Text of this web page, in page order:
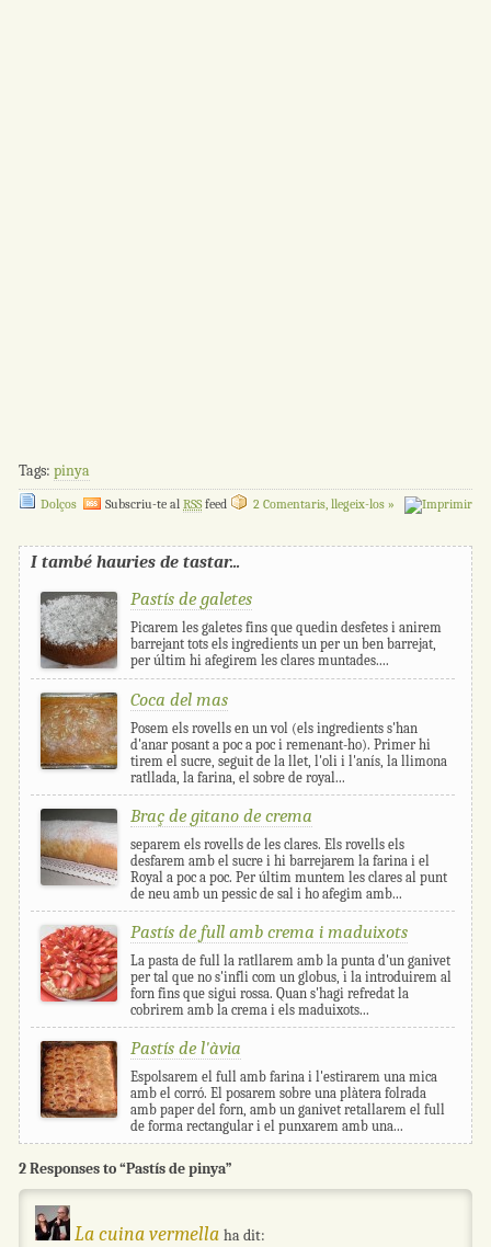
Tags: pinya
Dolços Subscriu-te al RSSfeed 2 Comentaris, llegeix-los »
I també hauries de tastar...
Pastís de galetes
Picarem les galetes fins que quedin desfetes i anirem
barrejant tots els ingredients un per un ben barrejat,
per últim hi afegirem les clares muntades....
Coca del mas
Posem els rovells en un vol (els ingredients s'han
d'anar posant a poc a poc i remenant-ho). Primer hi
tirem el sucre, seguit de la llet, l'oli i l'anís, la llimona
ratllada, la farina, el sobre de royal...
Braç de gitano de crema
separem els rovells de les clares. Els rovells els
desfarem amb el sucre i hi barrejarem la farina i el
Royal a poc a poc. Per últim muntem les clares al punt
de neu amb un pessic de sal i ho afegim amb...
Pastís de full amb crema i maduixots
La pasta de full la ratllarem amb la punta d'un ganivet
per tal que no s'infli com un globus, i la introduirem al
forn fins que sigui rossa. Quan s'hagi refredat la
cobrirem amb la crema i els maduixots...
Pastís de l'àvia
Espolsarem el full amb farina i l'estirarem una mica
amb el corró. El posarem sobre una plàtera folrada
amb paper del forn, amb un ganivet retallarem el full
de forma rectangular i el punxarem amb una...
2 Responses to “Pastís de pinya”
La cuina vermella ha dit: